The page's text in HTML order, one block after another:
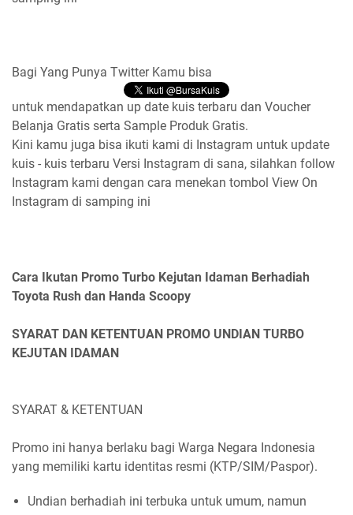
Bagi Yang Punya Twitter Kamu bisa
untuk mendapatkan up date kuis terbaru dan Voucher
Belanja Gratis serta Sample Produk Gratis.
Kini kamu juga bisa ikuti kami di Instagram untuk update
kuis - kuis terbaru Versi Instagram di sana, silahkan follow
Instagram kami dengan cara menekan tombol View On
Instagram di samping ini
Cara Ikutan Promo Turbo Kejutan Idaman Berhadiah
Toyota Rush dan Handa Scoopy
SYARAT DAN KETENTUAN PROMO UNDIAN TURBO
KEJUTAN IDAMAN
SYARAT & KETENTUAN
Promo ini hanya berlaku bagi Warga Negara Indonesia
yang memiliki kartu identitas resmi (KTP/SIM/Paspor).
Undian berhadiah ini terbuka untuk umum, namun